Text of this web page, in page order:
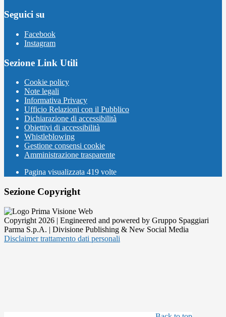
Seguici su
Facebook
Instagram
Sezione Link Utili
Cookie policy
Note legali
Informativa Privacy
Ufficio Relazioni con il Pubblico
Dichiarazione di accessibilità
Obiettivi di accessibilità
Whistleblowing
Gestione consensi cookie
Amministrazione trasparente
Pagina visualizzata 419 volte
Sezione Copyright
Copyright 2026 | Engineered and powered by Gruppo Spaggiari
Parma S.p.A. | Divisione Publishing & New Social Media
Disclaimer trattamento dati personali